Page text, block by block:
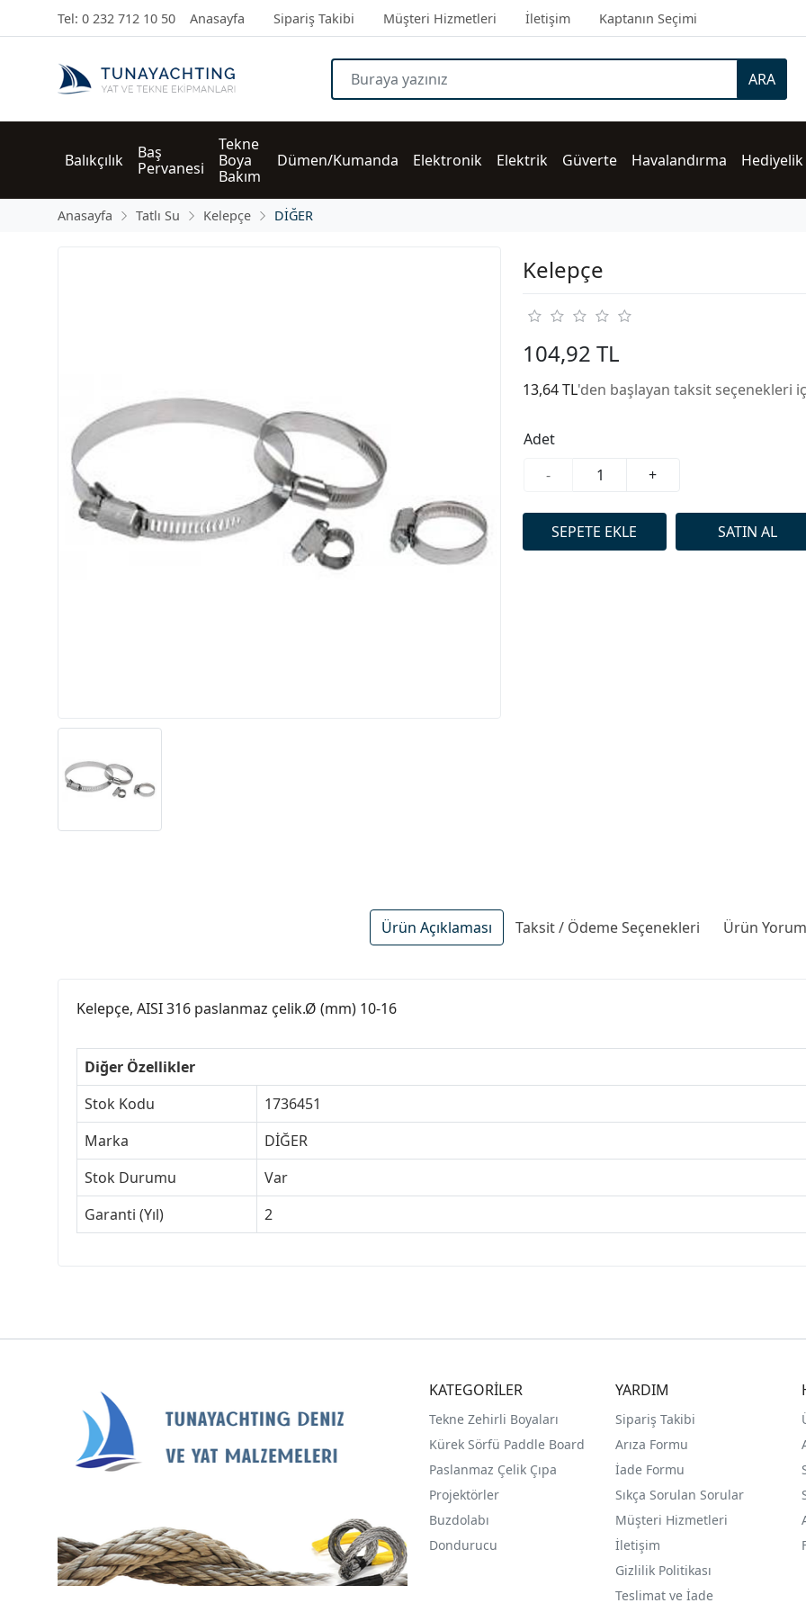
Tel: 0 232 712 10 50 Anasayfa Sipariş Takibi Müşteri Hizmetleri İletişim Kaptanın Seçimi
ARA
Balıkçılık
Baş
Pervanesi
Tekne
Boya
Bakım
Dümen/Kumanda Elektronik Elektrik Güverte Havalandırma Hediyelik
Anasayfa Tatlı Su Kelepçe DİĞER
Kelepçe
104,92 TL
13,64 TL'den başlayan taksit seçenekleri
Adet
-
+
Ürün Açıklaması Taksit / Ödeme Seçenekleri Ürün
Kelepçe, AISI 316 paslanmaz çelik.Ø (mm) 10-16
Diğer Özellikler
Stok Kodu
1736451
Marka
DİĞER
Stok Durumu
Var
Garanti (Yıl)
2
KATEGORİLER
Tekne Zehirli Boyaları
Kürek Sörfü Paddle Board
Paslanmaz Çelik Çıpa
Projektörler
Buzdolabı
Dondurucu
YARDIM
Sipariş Takibi
Arıza Formu
İade Formu
Sıkça Sorulan Sorular
Müşteri Hizmetleri
İletişim
Gizlilik Politikası
Teslimat ve İade